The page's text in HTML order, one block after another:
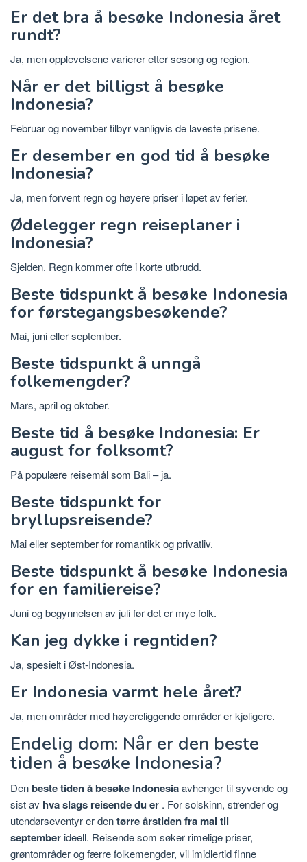
Er det bra å besøke Indonesia året
rundt?
Ja, men opplevelsene varierer etter sesong og region.
Når er det billigst å besøke
Indonesia?
Februar og november tilbyr vanligvis de laveste prisene.
Er desember en god tid å besøke
Indonesia?
Ja, men forvent regn og høyere priser i løpet av ferier.
Ødelegger regn reiseplaner i
Indonesia?
Sjelden. Regn kommer ofte i korte utbrudd.
Beste tidspunkt å besøke Indonesia
for førstegangsbesøkende?
Mai, juni eller september.
Beste tidspunkt å unngå
folkemengder?
Mars, april og oktober.
Beste tid å besøke Indonesia: Er
august for folksomt?
På populære reisemål som Bali – ja.
Beste tidspunkt for
bryllupsreisende?
Mai eller september for romantikk og privatliv.
Beste tidspunkt å besøke Indonesia
for en familiereise?
Juni og begynnelsen av juli før det er mye folk.
Kan jeg dykke i regntiden?
Ja, spesielt i Øst-Indonesia.
Er Indonesia varmt hele året?
Ja, men områder med høyereliggende områder er kjøligere.
Endelig dom: Når er den beste
tiden å besøke Indonesia?
Denbeste tiden å besøke Indonesiaavhenger til syvende og
sist av hva slags reisende du er . For solskinn, strender og
utendørseventyr er dentørre årstiden fra mai til
september ideell. Reisende som søker rimelige priser,
grøntområder og færre folkemengder, vil imidlertid finne